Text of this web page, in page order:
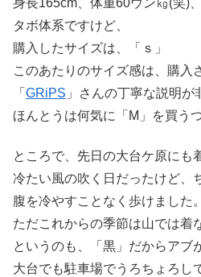
タボ体系ですけど、
購入したサイズは、「ｓ」
このあたりのサイズ感は、購入
「 GRiPS 」さんの丁寧な説明が
ほんとうは何気に「M」を買う
ところで、先日の大台ケ原にも
冷たい風の吹く日だったけど、
腹を冷やすことなく歩けました。
ただこれからの季節は山では着
というのも、「黒」だからアブ
大台でも駐車場でうろちょろし